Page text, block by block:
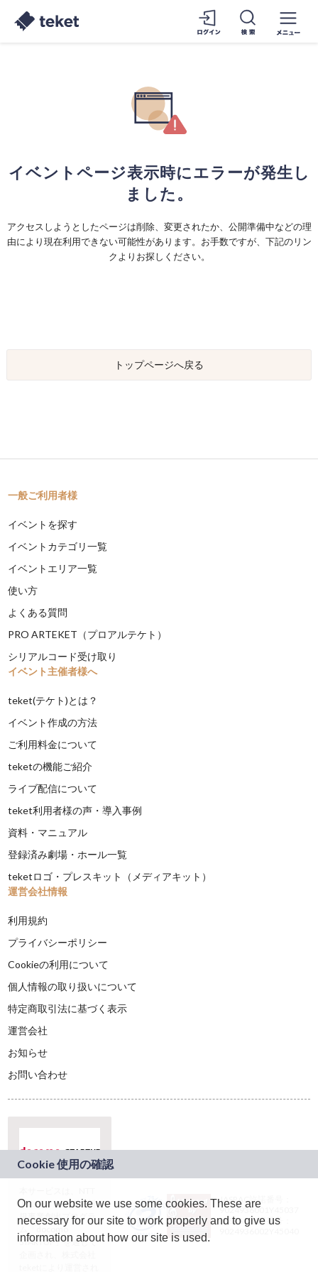
イベントページ表示時にエラーが発生し
ました。
アクセスしようとしたページは削除、変更されたか、公開準備中などの理
由により現在利用できない可能性があります。お手数ですが、下記のリン
クよりお探しください。
トップページへ戻る
一般ご利用者様
イベントを探す
イベントカテゴリ一覧
イベントエリア一覧
使い方
よくある質問
PRO ARTEKET（プロアルテケト）
シリアルコード受け取り
イベント主催者様へ
teket(テケト)とは？
イベント作成の方法
ご利用料金について
teketの機能ご紹介
ライブ配信について
teket利用者様の声・導入事例
資料・マニュアル
登録済み劇場・ホール一覧
teketロゴ・プレスキット（メディアキット）
運営会社情報
利用規約
プライバシーポリシー
Cookieの利用について
個人情報の取り扱いについて
特定商取引法に基づく表示
運営会社
お知らせ
お問い合わせ
ドコモグループの新
規事業創出プログラ
ム「docomo
STARTUP」を通じて
JASRAC許諾番号：
9024936001Y45037
JASRAC許諾番号：
On our website we use some cookies. These are
necessary for our site to work properly and to give us
information about how our site is used.